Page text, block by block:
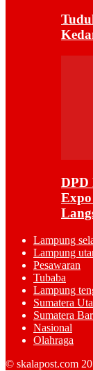
DPD
Lampung
Lampung
Pesawaran
Tubaba
Lampung
Sumatera
Sumatera
Nasional
Olahraga
© skalapost.com